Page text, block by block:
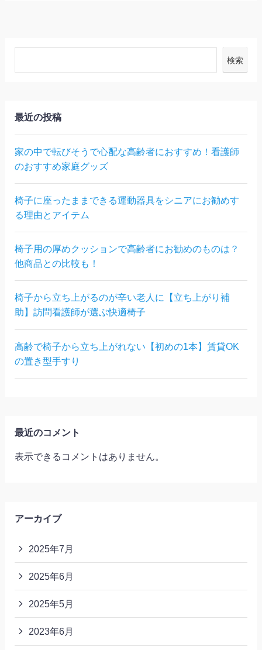
検索
最近の投稿
家の中で転びそうで心配な高齢者におすすめ！看護師
のおすすめ家庭グッズ
椅子に座ったままできる運動器具をシニアにお勧めす
る理由とアイテム
椅子用の厚めクッションで高齢者にお勧めのものは？
他商品との比較も！
椅子から立ち上がるのが辛い老人に【立ち上がり補
助】訪問看護師が選ぶ快適椅子
高齢で椅子から立ち上がれない【初めの1本】賃貸OK
の置き型手すり
最近のコメント
表示できるコメントはありません。
アーカイブ
2025年7月
2025年6月
2025年5月
2023年6月